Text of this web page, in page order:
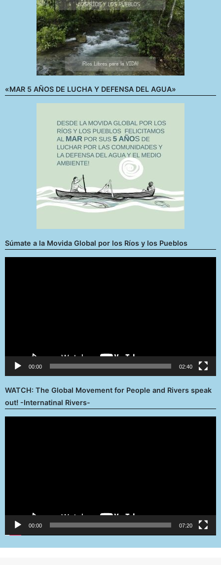
«MAR 5 AÑOS DE LUCHA Y DEFENSA DEL AGUA»
Súmate a la Movida Global por los Ríos y los Pueblos
00:00 02:40
WATCH: The Global Movement for People and Rivers speak
out! -Internatinal Rivers-
00:00 07:20